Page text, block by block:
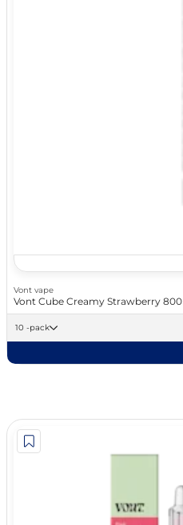
Vont vape
Vont Cube Creamy Strawberry 800
10 -pack